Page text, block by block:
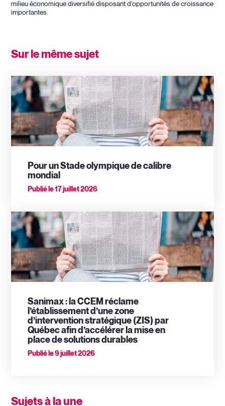
milieu économique diversifié disposant d’opportunités de croissance
importantes.
Sur le même sujet
Pour un Stade olympique de calibre
mondial
Publié le17 juillet 2026
Sanimax : la CCEM réclame
l’établissement d’une zone
d’intervention stratégique (ZIS) par
Québec afin d’accélérer la mise en
place de solutions durables
Publié le9 juillet 2026
Sujets à la une